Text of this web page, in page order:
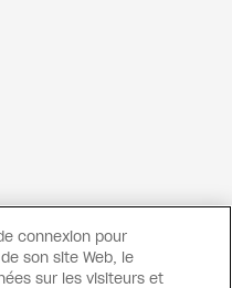
connexion pour
son site Web, le
sur les visiteurs et